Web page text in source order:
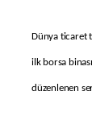
Dünya ticaret
ilk borsa
düzenlenen